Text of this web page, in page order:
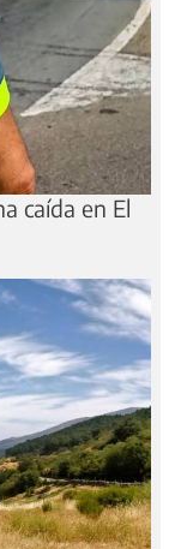
caída en El